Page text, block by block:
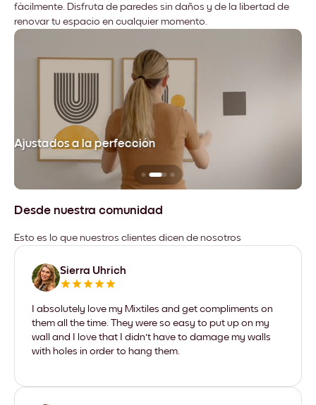
fácilmente. Disfruta de paredes sin daños y de la libertad de
renovar tu espacio en cualquier momento.
Ajustados a la perfección
Desde nuestra comunidad
Esto es lo que nuestros clientes dicen de nosotros
Sierra Uhrich
I absolutely love my Mixtiles and get compliments on
them all the time. They were so easy to put up on my
wall and I love that I didn't have to damage my walls
with holes in order to hang them.